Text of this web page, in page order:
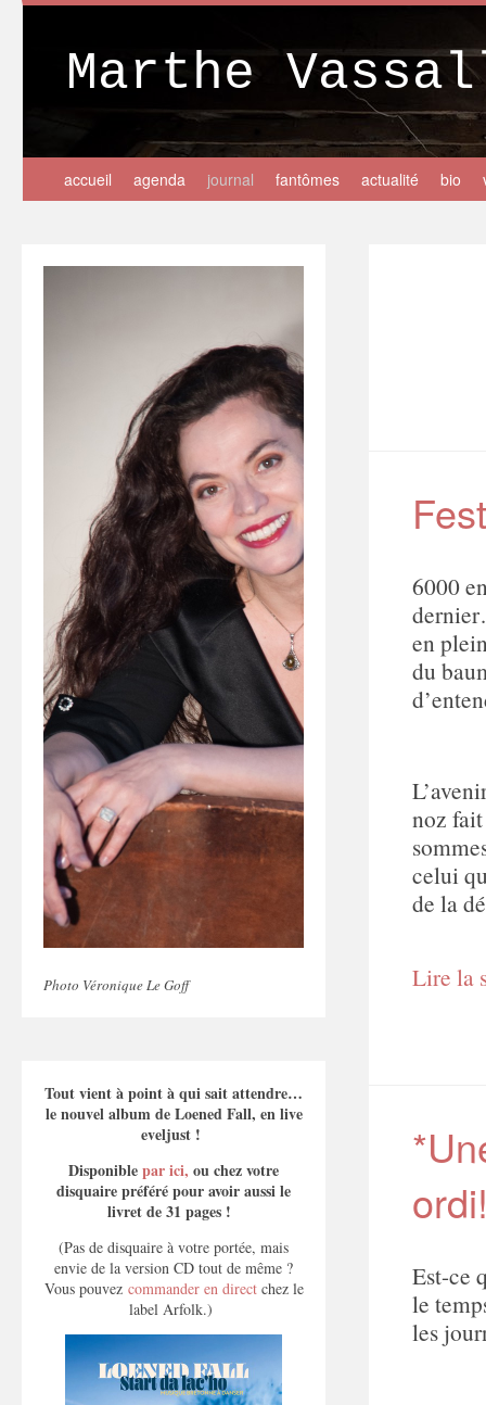
Marthe
accueil agenda journal fantômes actualité bio
Photo Véronique Le Goff
Tout vient à point à qui sait attendre…
le nouvel album de Loened Fall, en live
eveljust !
Disponiblepar ici, ou chez votre
disquaire préféré pour avoir aussi le
livret de 31 pages !
(Pas de disquaire à votre portée, mais
envie de la version CD tout de même ?
Vous pouvezcommander en directchez le
label Arfolk.)
6000
en
du
noz
celui
de la
Lire la
Est-ce
le
les